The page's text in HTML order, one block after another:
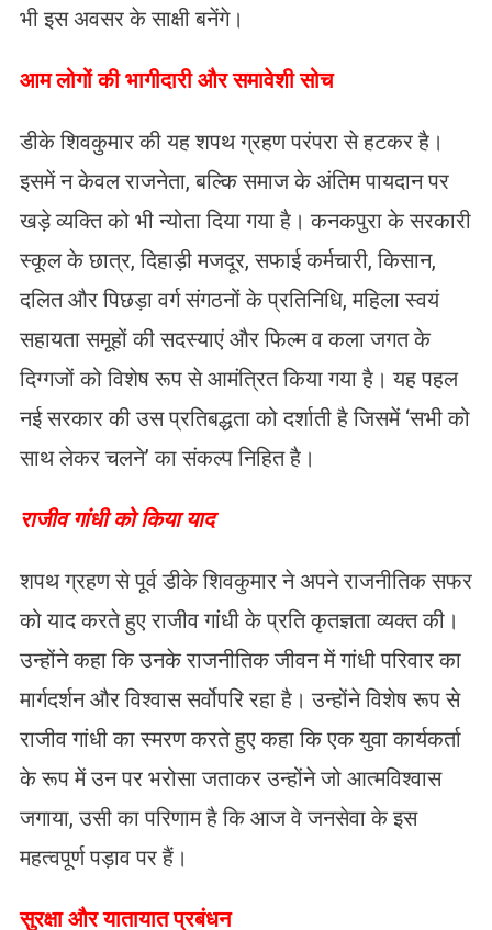
भी इस अवसर के साक्षी बनेंगे।
आम लोगों की भागीदारी और समावेशी सोच
डीके शिवकुमार की यह शपथ ग्रहण परंपरा से हटकर है।
इसमें न केवल राजनेता, बल्कि समाज के अंतिम पायदान पर
खड़े व्यक्ति को भी न्योता दिया गया है। कनकपुरा के सरकारी
स्कूल के छात्र, दिहाड़ी मजदूर, सफाई कर्मचारी, किसान,
दलित और पिछड़ा वर्ग संगठनों के प्रतिनिधि, महिला स्वयं
सहायता समूहों की सदस्याएं और फिल्म व कला जगत के
दिग्गजों को विशेष रूप से आमंत्रित किया गया है। यह पहल
नई सरकार की उस प्रतिबद्धता को दर्शाती है जिसमें ‘सभी को
साथ लेकर चलने’ का संकल्प निहित है।
​राजीव गांधी को किया याद
शपथ ग्रहण से पूर्व डीके शिवकुमार ने अपने राजनीतिक सफर
को याद करते हुए राजीव गांधी के प्रति कृतज्ञता व्यक्त की।
उन्होंने कहा कि उनके राजनीतिक जीवन में गांधी परिवार का
मार्गदर्शन और विश्वास सर्वोपरि रहा है। उन्होंने विशेष रूप से
राजीव गांधी का स्मरण करते हुए कहा कि एक युवा कार्यकर्ता
के रूप में उन पर भरोसा जताकर उन्होंने जो आत्मविश्वास
जगाया, उसी का परिणाम है कि आज वे जनसेवा के इस
महत्वपूर्ण पड़ाव पर हैं।
​सुरक्षा और यातायात प्रबंधन